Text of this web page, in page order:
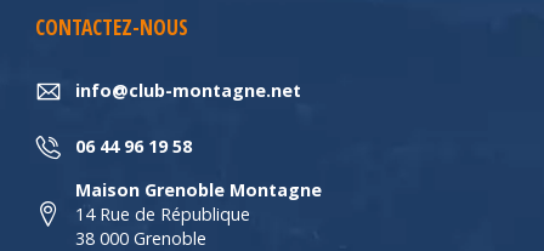
CONTACTEZ-NOUS
info@club-montagne.net
06 44 96 19 58
Maison Grenoble Montagne
14 Rue de République
38 000 Grenoble